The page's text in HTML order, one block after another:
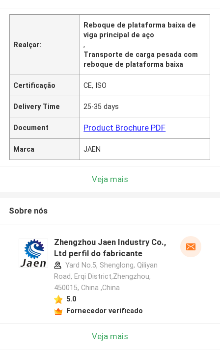
Realçar:
Reboque de plataforma baixa de
viga principal de aço
,
Transporte de carga pesada com
reboque de plataforma baixa
Certificação CE, ISO
Delivery Time 25-35 days
Document Product Brochure PDF
Marca JAEN
Veja mais
Sobre nós
Zhengzhou Jaen Industry Co.,
Ltd perfil do fabricante
Yard No.5, Shenglong, Qiliyan
Road, Erqi District,Zhengzhou,
450015, China ,China
5.0
Fornecedor verificado
Veja mais